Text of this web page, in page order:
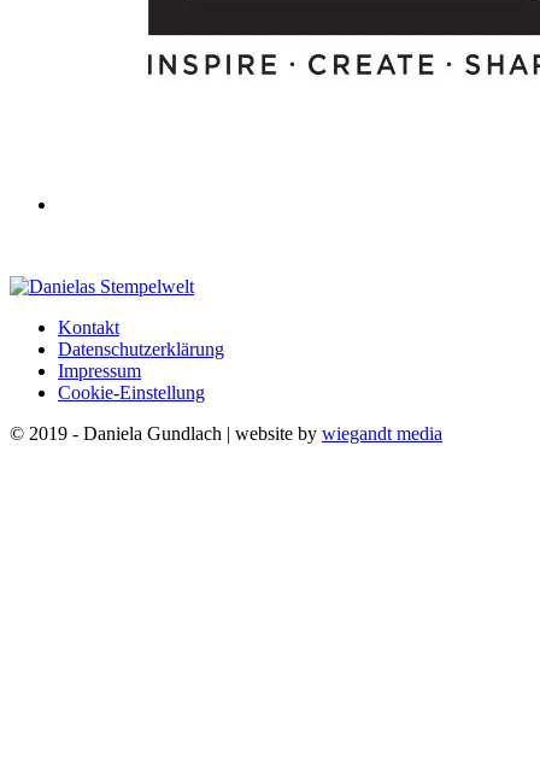
Kontakt
Datenschutzerklärung
Impressum
Cookie-Einstellung
© 2019 - Daniela Gundlach | website by wiegandt media